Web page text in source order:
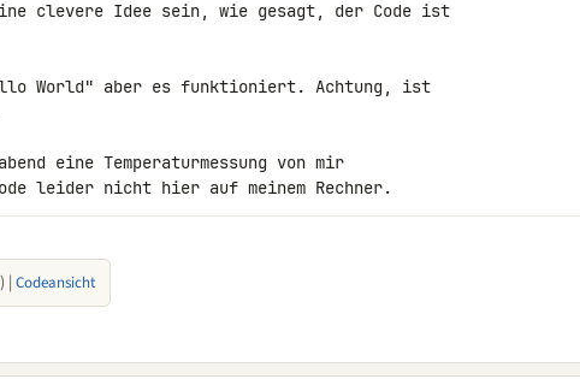
clevere Idee sein, wie gesagt, der Code ist
World" aber es funktioniert. Achtung, ist
eine Temperaturmessung von mir
leider nicht hier auf meinem Rechner.
| Codeansicht